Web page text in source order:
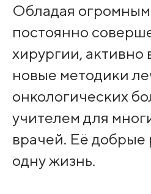
Обладая
постоянно
хирургии, активно
новые методики
онкологических
учителем для
врачей. Её добрые
одну жизнь.